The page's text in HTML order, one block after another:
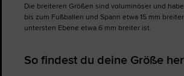
Die breiteren Größen sind voluminöser und
bis zum Fußballen und Spann etwa 15 mm
untersten Ebene etwa 6 mm breiter ist.
So findest du deine Größe